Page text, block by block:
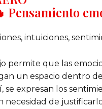
Pensamiento
intuiciones,
permite que las
un espacio dentro
se expresan los
necesidad de